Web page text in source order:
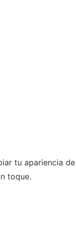
tu apariencia
toque.